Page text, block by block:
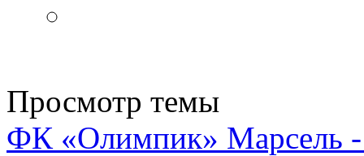
Просмотр темы
ФК «Олимпик» Марсель -